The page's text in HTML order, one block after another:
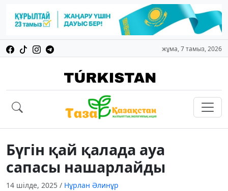
жұма, 7 тамыз, 2026
Бүгін қай қалада ауа
сапасы нашарлайды
14 шілде, 2025 / Нұрлан Әлинұр